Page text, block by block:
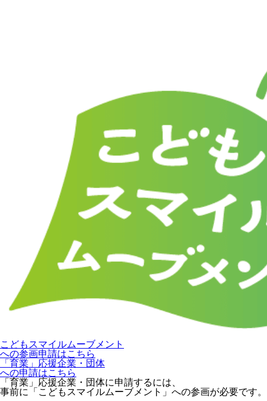
こどもスマイルムーブメント
への参画申請はこちら
「育業」応援企業・団体
への申請はこちら
「育業」応援企業・団体に申請するには、
事前に「こどもスマイルムーブメント」への参画が必要です。